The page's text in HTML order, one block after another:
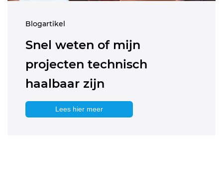
Blogartikel
Snel weten of mijn
projecten technisch
haalbaar zijn
Lees hier meer